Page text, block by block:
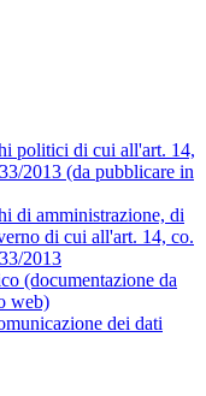
politici di cui all'art. 14,
2013 (da pubblicare in
di amministrazione, di
di cui all'art. 14, co.
2013
(documentazione da
web)
dei dati